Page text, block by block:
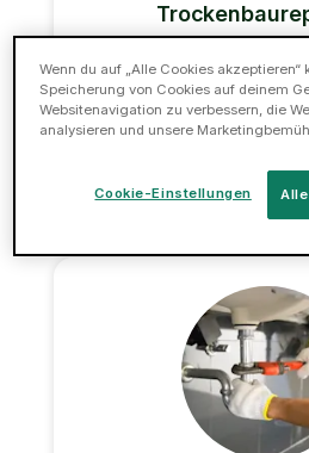
Tasker reparieren deine
dich!
Jetzt
Wenn du auf „Alle Cookies
Speicherung von Cookies auf deinem
Websitenavigation zu verbessern, die
analysieren und unsere
Cookie-Einstellungen